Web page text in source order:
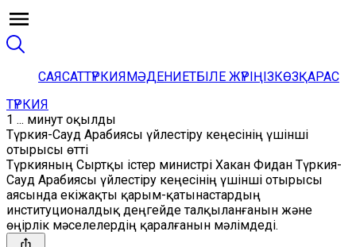
САЯСАТТҮРКИЯМӘДЕНИЕТБІЛЕ ЖҮРІҢІЗКӨЗҚАРАС
ТҮРКИЯ
1 ... минут оқылды
Түркия-Сауд Арабиясы үйлестіру кеңесінің үшінші
отырысы өтті
Түркияның Сыртқы істер министрі Хакан Фидан Түркия-
Сауд Арабиясы үйлестіру кеңесінің үшінші отырысы
аясында екіжақты қарым-қатынастардың
институционалдық деңгейде талқыланғанын және
өңірлік мәселелердің қаралғанын мәлімдеді.